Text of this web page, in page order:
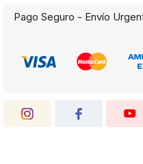
Pago Seguro - Envío